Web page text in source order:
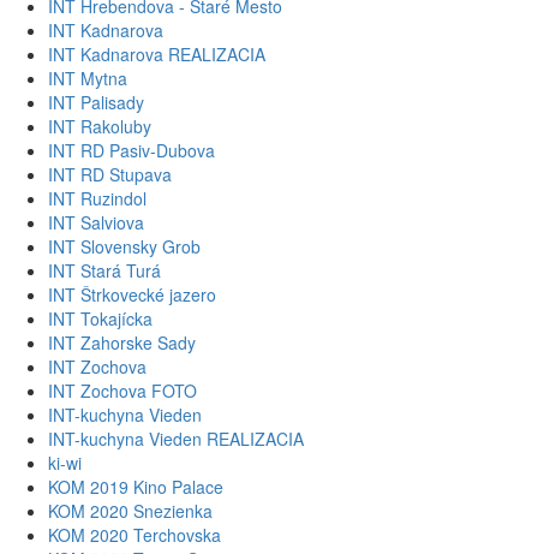
INT Hrebendova - Staré Mesto
INT Kadnarova
INT Kadnarova REALIZACIA
INT Mytna
INT Palisady
INT Rakoluby
INT RD Pasiv-Dubova
INT RD Stupava
INT Ruzindol
INT Salviova
INT Slovensky Grob
INT Stará Turá
INT Štrkovecké jazero
INT Tokajícka
INT Zahorske Sady
INT Zochova
INT Zochova FOTO
INT-kuchyna Vieden
INT-kuchyna Vieden REALIZACIA
ki-wi
KOM 2019 Kino Palace
KOM 2020 Snezienka
KOM 2020 Terchovska